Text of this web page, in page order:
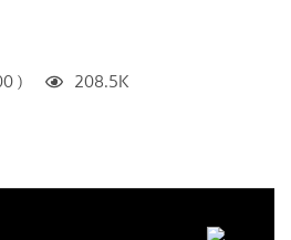
)
208.5K